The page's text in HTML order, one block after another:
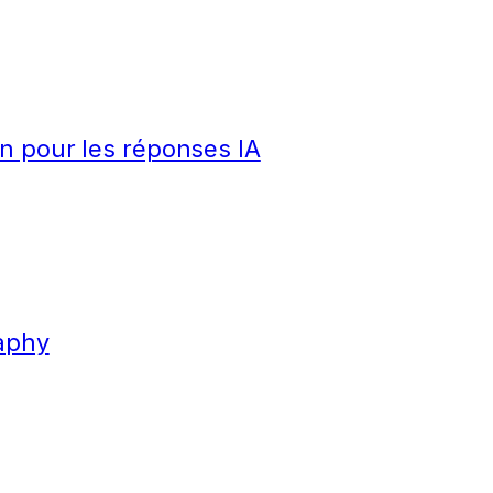
pour les réponses IA